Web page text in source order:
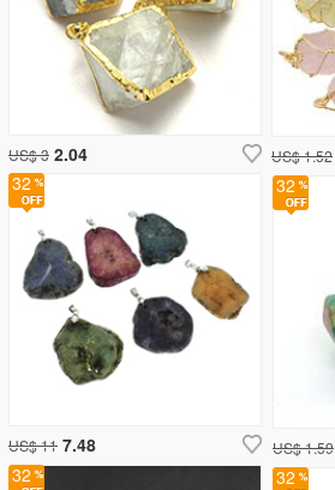
32
US$ 11 7.48
US$ 1.52
32
US$ 1.59
US$ 3 2.04
32 32